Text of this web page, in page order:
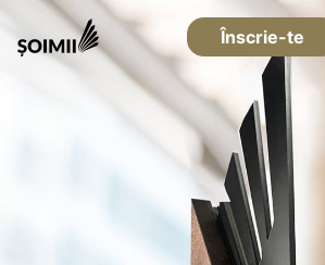
Înscrie-te